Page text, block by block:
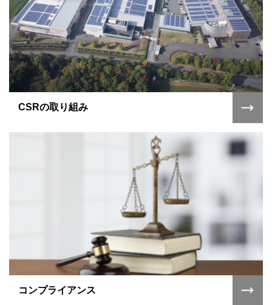
CSRの取り組み
コンプライアンス